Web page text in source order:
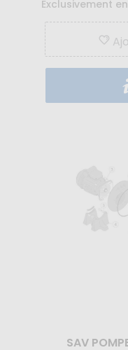
Exclusivement
SAV